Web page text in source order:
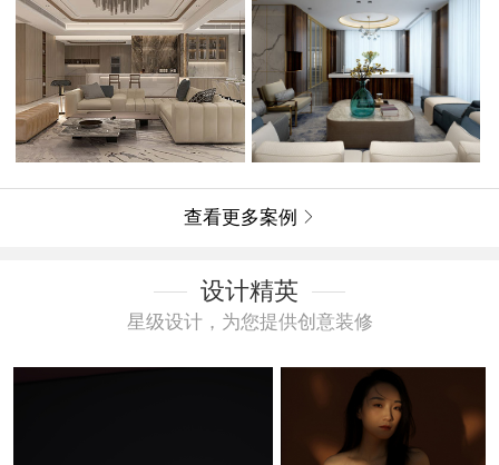
查看更多案例 
设计精英
星级设计，为您提供创意装修